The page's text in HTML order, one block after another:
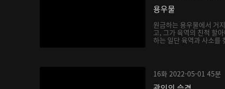
용우물
원금하는 용우물에서 거
고, 그가 육역의 친척 할
하는 일단 육역과 사소를
16화 2022-05-01 45분